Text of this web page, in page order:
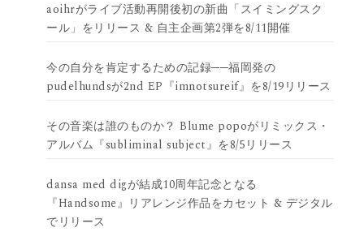
aoihrがライブ活動再開後初の新曲「スイミングスク
ール」をリリース & 自主企画第2弾を8/11開催
今の自分を肯定するための記録──福岡発の
pudelhundsが2nd EP『imnotsureif』を8/19リリース
その音楽は誰のものか？ Blume popoがリミックス・
アルバム『subliminal subject』を8/5リリース
dansa med digが結成10周年記念となる
『Handsome』リアレンジ作品をカセット & デジタル
でリリース